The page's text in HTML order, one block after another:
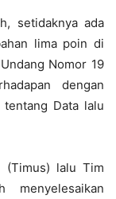
setidaknya ada
lima poin di
Nomor 19
dengan
tentang Data lalu
(Timus) lalu Tim
menyelesaikan